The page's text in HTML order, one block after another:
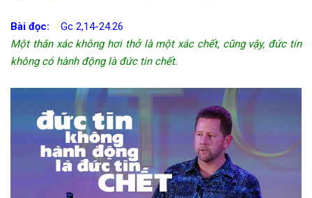
Bài đọc: Gc 2,14-24.26
Một thân xác không hơi thở là một xác chết, cũng vậy, đức tin
không có hành động là đức tin chết.